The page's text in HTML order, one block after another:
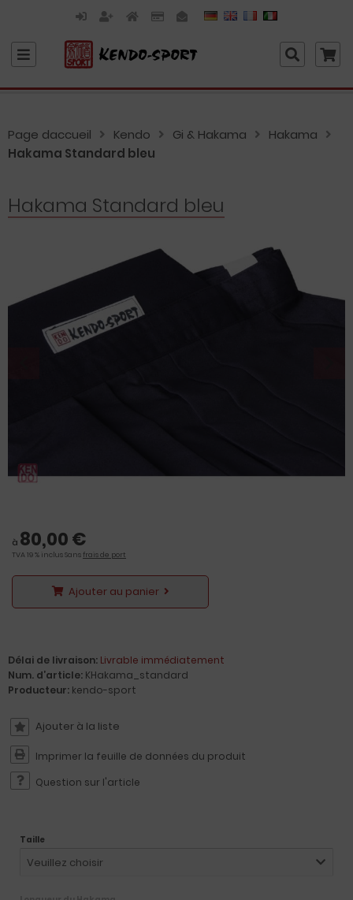
Page daccueil Kendo Gi & Hakama
Hakama
Hakama Standard bleu
Hakama Standard bleu
à 80,00 €
TVA 19 % inclus Sans frais de port
Ajouter au panier
Délai de livraison: Livrable immédiatement
Num. d’article: KHakama_standard
Producteur: kendo-sport
Imprimer la feuille de données du produit
Question sur l'article
Taille
Veuillez choisir